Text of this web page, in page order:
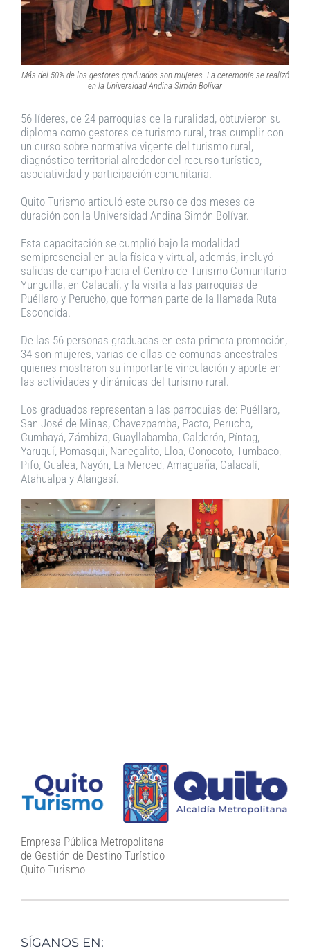
Más del 50% de los gestores graduados son mujeres. La ceremonia se realizó
en la Universidad Andina Simón Bolívar
56 líderes, de 24 parroquias de la ruralidad, obtuvieron su
diploma como gestores de turismo rural, tras cumplir con
un curso sobre normativa vigente del turismo rural,
diagnóstico territorial alrededor del recurso turístico,
asociatividad y participación comunitaria.
Quito Turismo articuló este curso de dos meses de
duración con la Universidad Andina Simón Bolívar.
Esta capacitación se cumplió bajo la modalidad
semipresencial en aula física y virtual, además, incluyó
salidas de campo hacia el Centro de Turismo Comunitario
Yunguilla, en Calacalí, y la visita a las parroquias de
Puéllaro y Perucho, que forman parte de la llamada Ruta
Escondida.
De las 56 personas graduadas en esta primera promoción,
34 son mujeres, varias de ellas de comunas ancestrales
quienes mostraron su importante vinculación y aporte en
las actividades y dinámicas del turismo rural.
Los graduados representan a las parroquias de: Puéllaro,
San José de Minas, Chavezpamba, Pacto, Perucho,
Cumbayá, Zámbiza, Guayllabamba, Calderón, Píntag,
Yaruquí, Pomasqui, Nanegalito, Lloa, Conocoto, Tumbaco,
Pifo, Gualea, Nayón, La Merced, Amaguaña, Calacalí,
Atahualpa y Alangasí.
Empresa Pública Metropolitana
de Gestión de Destino Turístico
Quito Turismo
SÍGANOS EN: